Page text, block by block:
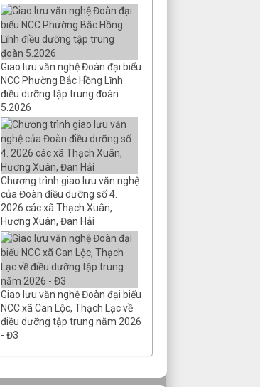
QĐ số 25/QĐ-
DDNCC&BTXH
Công khai số liệu NS TW
năm 2025
Thời gian đăng: 30/03/2026
lượt xem: 86 | lượt tải:44
QĐ số 33/QĐ-
DDNCC&BTXH
Công khai số liệu thực hiện
NS tỉnh năm 2025
Thời gian đăng: 30/03/2026
lượt xem: 96 | lượt tải:44
QĐ số 18/QĐ-
DDNCC&BTXH
Công khai số liệu dự toán
ngân sách năm 2026
Thời gian đăng: 30/03/2026
lượt xem: 98 | lượt tải:58
QĐ 25/QĐ-DDNCC_BTXH;
QĐ 33/QĐ-DDNCC_
Công khai dự toán
QĐ số 18/QĐ-
Giao lưu văn nghệ Đoàn đại biểu
NCC Phường Bắc Hồng Lĩnh
điều dưỡng tập trung đoàn
5.2026
Chương trình giao lưu văn nghệ
của Đoàn điều dưỡng số 4.
2026 các xã Thạch Xuân,
Hương Xuân, Đan Hải
Giao lưu văn nghệ Đoàn đại biểu
NCC xã Can Lộc, Thạch Lạc về
điều dưỡng tập trung năm 2026
- Đ3